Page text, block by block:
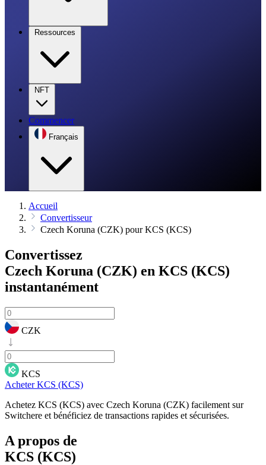
Ressources
NFT
Commencer
Français
Accueil
Convertisseur
Czech Koruna (CZK) pour KCS (KCS)
Convertissez
Czech Koruna (CZK) en KCS (KCS)
instantanément
CZK
KCS
Acheter KCS (KCS)
Achetez KCS (KCS) avec Czech Koruna (CZK) facilement sur
Switchere et bénéficiez de transactions rapides et sécurisées.
A propos de
KCS (KCS)